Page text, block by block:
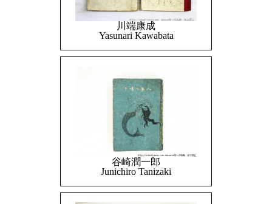
川端康成
Yasunari Kawabata
谷崎潤一郎
Junichiro Tanizaki